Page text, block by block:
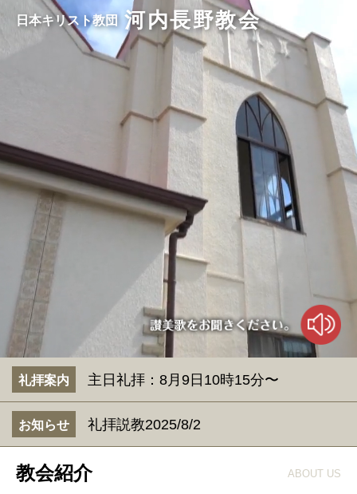
日本キリスト教団 河内長野教会
礼拝案内 主日礼拝：8月9日10時15分〜
お知らせ 礼拝説教2025/8/2
教会紹介 ABOUT US